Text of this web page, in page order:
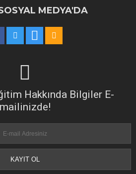
MEDYA'DA
Hakkında Bilgiler E-
mailinizde!